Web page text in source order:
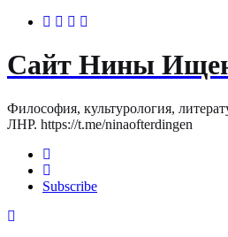
Сайт Нины
Философия, культурология,
ЛНР. https://t.me/ninaofterdingen
Subscribe